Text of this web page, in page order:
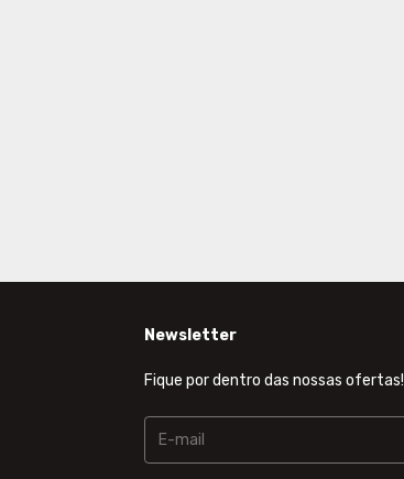
Newsletter
Fique por dentro das nossas ofertas!